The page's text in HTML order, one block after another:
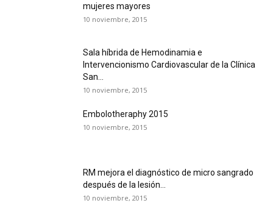
mujeres mayores
10 noviembre, 2015
Sala híbrida de Hemodinamia e
Intervencionismo Cardiovascular de la Clínica
San...
10 noviembre, 2015
Embolotheraphy 2015
10 noviembre, 2015
RM mejora el diagnóstico de micro sangrado
después de la lesión...
10 noviembre, 2015